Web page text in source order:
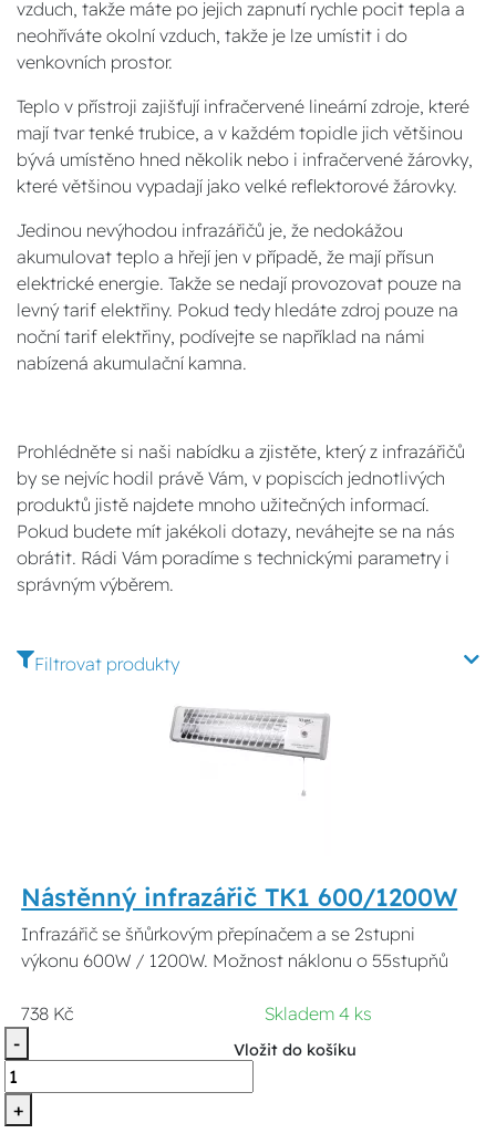
vzduch, takže máte po jejich zapnutí rychle pocit tepla a
neohříváte okolní vzduch, takže je lze umístit i do
venkovních prostor.
Teplo v přístroji zajišťují infračervené lineární zdroje, které
mají tvar tenké trubice, a v každém topidle jich většinou
bývá umístěno hned několik nebo i infračervené žárovky,
které většinou vypadají jako velké reflektorové žárovky.
Jedinou nevýhodou infrazářičů je, že nedokážou
akumulovat teplo a hřejí jen v případě, že mají přísun
elektrické energie. Takže se nedají provozovat pouze na
levný tarif elektřiny. Pokud tedy hledáte zdroj pouze na
noční tarif elektřiny, podívejte se například na námi
nabízená akumulační kamna.
Prohlédněte si naši nabídku a zjistěte, který z infrazářičů
by se nejvíc hodil právě Vám, v popiscích jednotlivých
produktů jistě najdete mnoho užitečných informací.
Pokud budete mít jakékoli dotazy, neváhejte se na nás
obrátit. Rádi Vám poradíme s technickými parametry i
správným výběrem.
Filtrovat produkty
Nástěnný infrazářič TK1 600/1200W
Infrazářič se šňůrkovým přepínačem a se 2stupni
výkonu 600W / 1200W. Možnost náklonu o 55stupňů
738 Kč
Skladem 4 ks
-
+
Vložit do košíku